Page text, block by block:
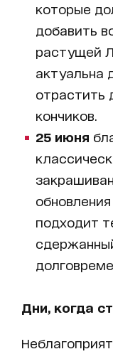
которые
добавить
растущей
актуальна
отрастить
кончиков.
25 июня
подходит
Дни, когда